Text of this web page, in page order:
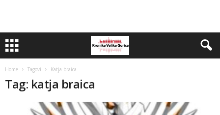
Home Tagovi Katja braica
Tag: katja braica